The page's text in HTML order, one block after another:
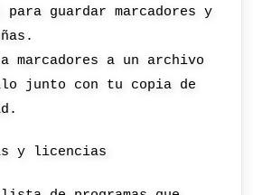
guardar marcadores y
marcadores a un archivo
junto con tu copia de
y licencias